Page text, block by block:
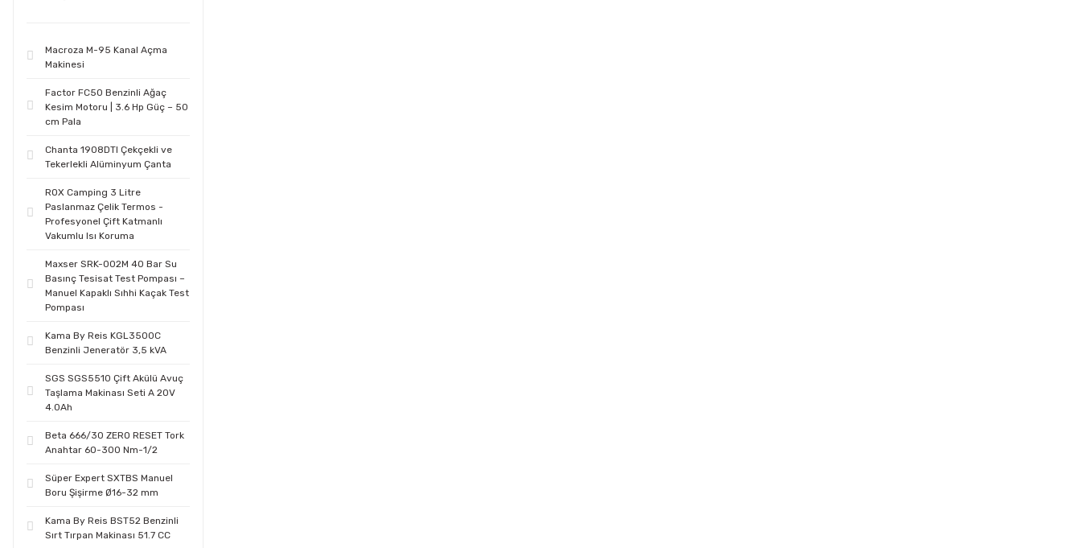
Macroza M-95 Kanal Açma
Makinesi
Factor FC50 Benzinli Ağaç
Kesim Motoru | 3.6 Hp Güç – 50
cm Pala
Chanta 1908DTI Çekçekli ve
Tekerlekli Alüminyum Çanta
ROX Camping 3 Litre
Paslanmaz Çelik Termos -
Profesyonel Çift Katmanlı
Vakumlu Isı Koruma
Maxser SRK-002M 40 Bar Su
Basınç Tesisat Test Pompası –
Manuel Kapaklı Sıhhi Kaçak Test
Pompası
Kama By Reis KGL3500C
Benzinli Jeneratör 3,5 kVA
SGS SGS5510 Çift Akülü Avuç
Taşlama Makinası Seti A 20V
4.0Ah
Beta 666/30 ZERO RESET Tork
Anahtar 60-300 Nm-1/2
Süper Expert SXTBS Manuel
Boru Şişirme Ø16-32 mm
Kama By Reis BST52 Benzinli
Sırt Tırpan Makinası 51.7 CC